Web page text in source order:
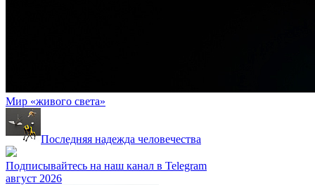
Мир «живого света»
Последняя надежда человечества
Подписывайтесь на наш канал в Telegram
август 2026